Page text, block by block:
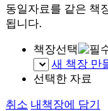
동일자료를 같은 책
됩니다.
책장선택
새 책장 만
선택한 자료
취소 내책장에 담기